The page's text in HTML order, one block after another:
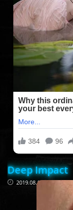
FILMEK (2025-ÖS)
FILMEK (2024-ES)
FILMEK (2023-AS)
FILMEK (2022-ES)
FELIRATOS FILMEK
AKCIÓ
Deep Impact
2019.08.17